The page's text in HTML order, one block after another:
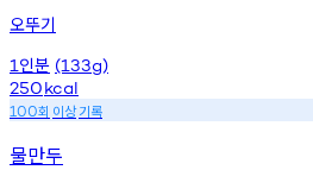
오뚜기
1 인분 (133g)
250kcal
100회 이상기록
물만두